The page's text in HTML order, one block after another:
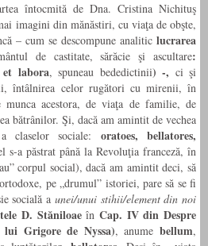
întocmită de Dna. Cristina Nichituş
imagini din mănăstiri, cu viaţa de obşte,
– cum se descompune analitic lucrarea
de castitate, sărăcie şi ascultare:
labora, spuneau bededictinii) -, ci şi
întâlnirea celor rugători cu mirenii, în
acestora, de viaţa de familie, de
bătrânilor. Şi, dacă am amintit de vechea
claselor sociale: oratoes, bellatores,
s-a păstrat până la Revoluţia franceză, în
corpul social), dacă am amintit deci, să
pe „drumul” istoriei, pare să se fi
socială a unei/unui stihii/element din noi
D. Stăniloaeîn Cap. IV din Despre
lui Grigore de Nyssa), anume bellum,